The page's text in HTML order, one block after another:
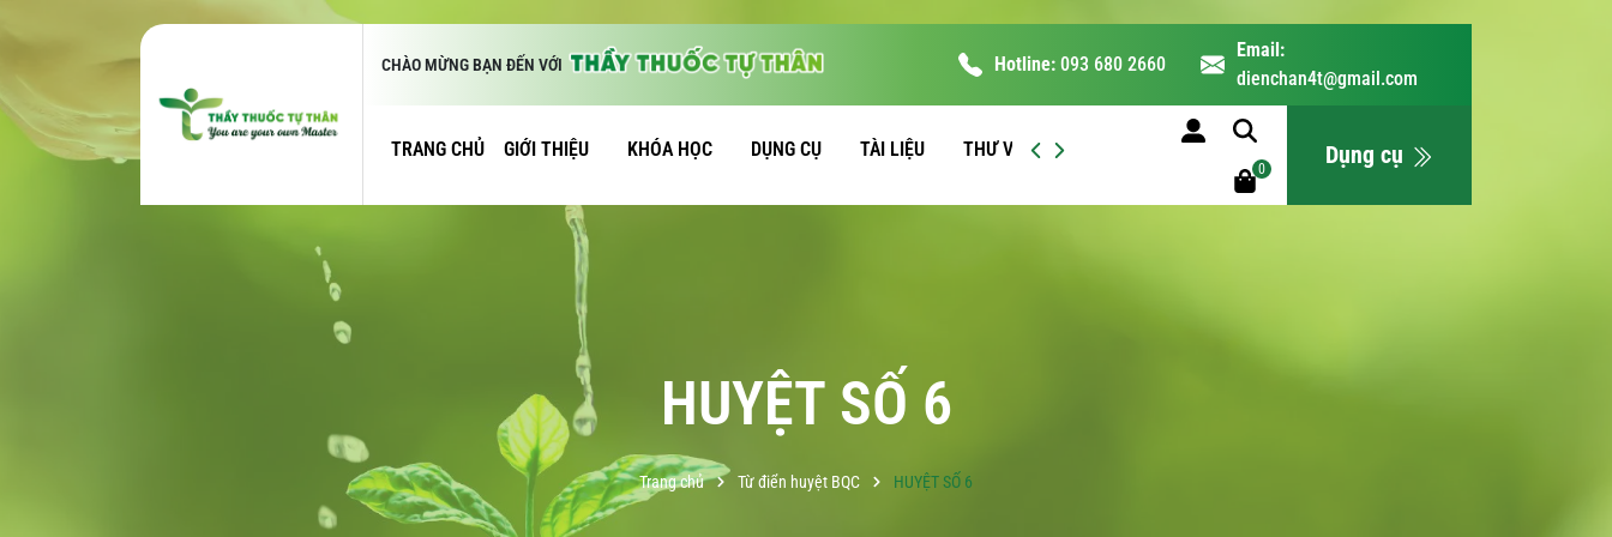
CHÀO MỪNG BẠN ĐẾN VỚI Hotline: 093 680 2660
Email:
dienchan4t@gmail.com
TRANG CHỦ GIỚI THIỆU KHÓA HỌC DỤNG CỤ TÀI LIỆU THƯ VIỆN
0 Dụng cụ
HUYỆT SỐ 6
Trang chủ Từ điển huyệt BQC HUYỆT SỐ 6